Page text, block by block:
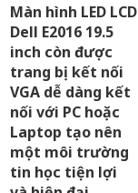
Màn hình LED LCD
Dell E2016 19.5
inch còn được
trang bị kết nối
VGA dễ dàng kết
nối với PC hoặc
Laptop tạo nên
một môi trường
tin học tiện lợi